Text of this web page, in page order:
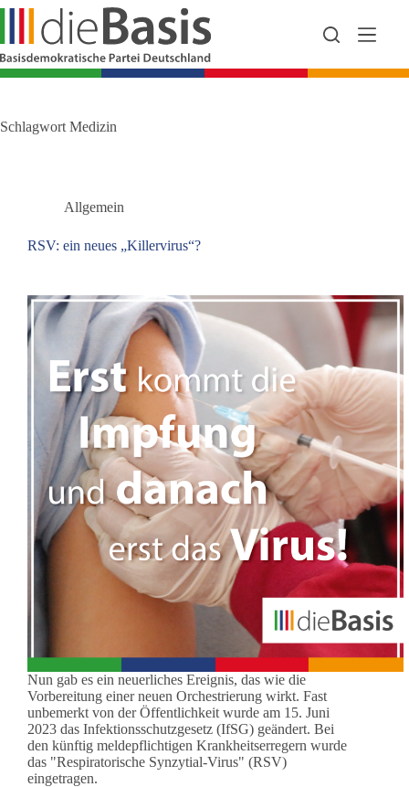
Zum
springen
Schlagwort Medizin
Allgemein
RSV: ein neues „Killervirus“?
Nun gab es ein neuerliches Ereignis, das wie die
Vorbereitung einer neuen Orchestrierung wirkt. Fast
unbemerkt von der Öffentlichkeit wurde am 15. Juni
2023 das Infektionsschutzgesetz (IfSG) geändert. Bei
den künftig meldepflichtigen Krankheitserregern wurde
das "Respiratorische Synzytial-Virus" (RSV)
eingetragen.